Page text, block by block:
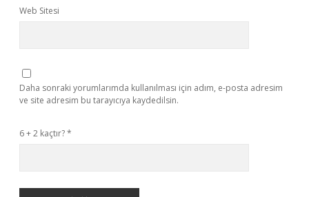
Web Sitesi
Daha sonraki yorumlarımda kullanılması için adım, e-posta adresim
ve site adresim bu tarayıcıya kaydedilsin.
6 + 2 kaçtır?*